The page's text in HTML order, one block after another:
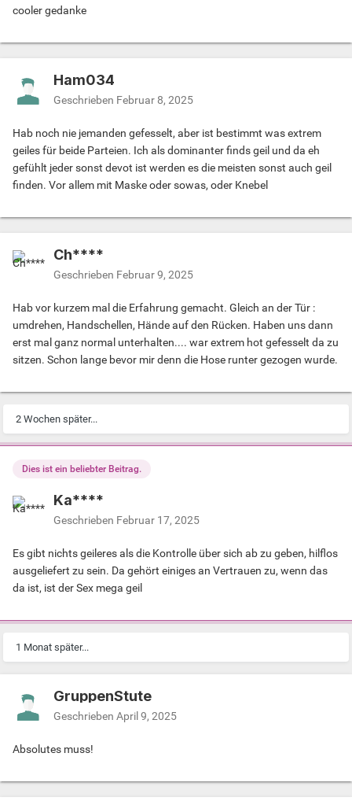
cooler gedanke
Ham034
Geschrieben Februar 8, 2025
Hab noch nie jemanden gefesselt, aber ist bestimmt was extrem
geiles für beide Parteien. Ich als dominanter finds geil und da eh
gefühlt jeder sonst devot ist werden es die meisten sonst auch geil
finden. Vor allem mit Maske oder sowas, oder Knebel
Ch****
Geschrieben Februar 9, 2025
Hab vor kurzem mal die Erfahrung gemacht. Gleich an der Tür :
umdrehen, Handschellen, Hände auf den Rücken. Haben uns dann
erst mal ganz normal unterhalten.... war extrem hot gefesselt da zu
sitzen. Schon lange bevor mir denn die Hose runter gezogen wurde.
2 Wochen später...
Dies ist ein beliebter Beitrag.
Ka****
Geschrieben Februar 17, 2025
Es gibt nichts geileres als die Kontrolle über sich ab zu geben, hilflos
ausgeliefert zu sein. Da gehört einiges an Vertrauen zu, wenn das
da ist, ist der Sex mega geil
1 Monat später...
GruppenStute
Geschrieben April 9, 2025
Absolutes muss!